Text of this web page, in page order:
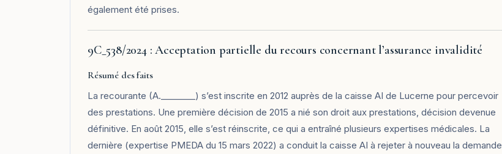
également été prises.
9C_538/2024 : Acceptation partielle du recours concernant l’assurance invalidité
Résumé des faits
La recourante (A.________) s’est inscrite en 2012 auprès de la caisse AI de Lucerne pour percevoir
des prestations. Une première décision de 2015 a nié son droit aux prestations, décision devenue
définitive. En août 2015, elle s’est réinscrite, ce qui a entraîné plusieurs expertises médicales. La
dernière (expertise PMEDA du 15 mars 2022) a conduit la caisse AI à rejeter à nouveau la demande